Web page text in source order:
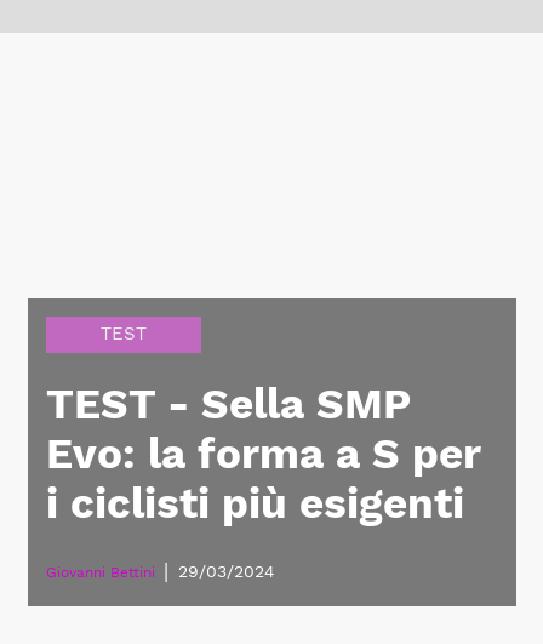
TEST
TEST - Sella SMP
Evo: la forma a S per
i ciclisti più esigenti
Giovanni Bettini 29/03/2024